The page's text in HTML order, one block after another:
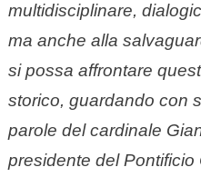
multidisciplinare,
ma anche alla
si possa affrontare
storico, guardando con
parole del cardinale
presidente del Pontificio